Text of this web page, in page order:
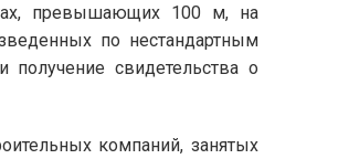
превышающих 100 м, на
по нестандартным
свидетельства о
компаний, занятых